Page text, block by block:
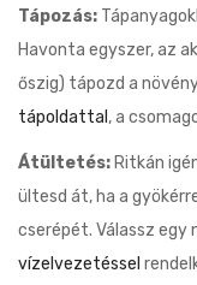
Tápozás:
Havonta egyszer, az
őszig) tápozd a
tápoldattal , a
Átültetés: Ritkán
ültesd át, ha a
cserépét. Válassz egy
vízelvezetéssel